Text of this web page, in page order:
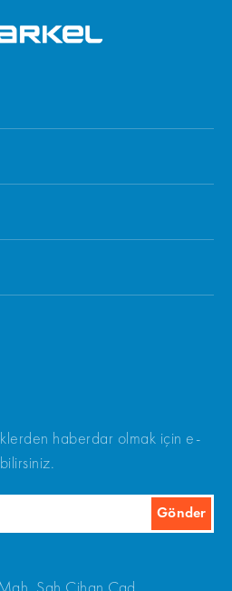
haberdar olmak için e-